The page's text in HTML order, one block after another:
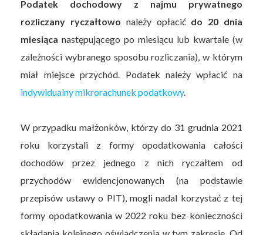
Podatek dochodowy z najmu prywatnego
rozliczany ryczałtowo należy opłacić do 20 dnia
miesiąca następującego po miesiącu lub kwartale (w
zależności wybranego sposobu rozliczania), w którym
miał miejsce przychód. Podatek należy wpłacić na
indywidualny mikrorachunek podatkowy.
W przypadku małżonków, którzy do 31 grudnia 2021
roku korzystali z formy opodatkowania całości
dochodów przez jednego z nich ryczałtem od
przychodów ewidencjonowanych (na podstawie
przepisów ustawy o PIT), mogli nadal korzystać z tej
formy opodatkowania w 2022 roku bez konieczności